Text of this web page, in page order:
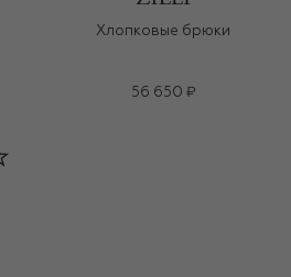
Хлопковые брюки
56 650 ₽